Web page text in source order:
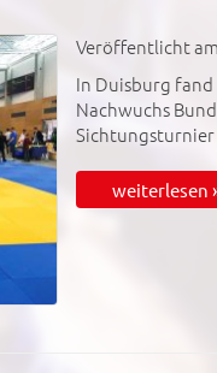
Veröffentlicht
In Duisburg fand
Nachwuchs
Sichtungsturnier
weiterlesen